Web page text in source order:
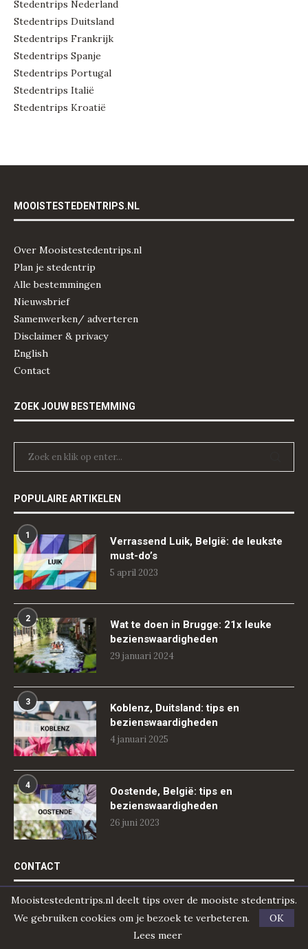
Stedentrips Nederland
Stedentrips Duitsland
Stedentrips Frankrijk
Stedentrips Spanje
Stedentrips Portugal
Stedentrips Italië
Stedentrips Kroatië
MOOISTESTEDENTRIPS.NL
Over Mooistestedentrips.nl
Plan je stedentrip
Alle bestemmingen
Nieuwsbrief
Samenwerken/ adverteren
Disclaimer & privacy
English
Contact
ZOEK JOUW BESTEMMING
POPULAIRE ARTIKELEN
1
Verrassend Luik, België: de leukste
must-do’s
5 april 2023
2
Wat te doen in Brugge: 21x leuke
bezienswaardigheden
29 januari 2024
3
Koblenz, Duitsland: tips en
bezienswaardigheden
4 januari 2025
4
Oostende, België: tips en
bezienswaardigheden
26 juni 2023
CONTACT
Je naam (verplicht)
Mooistestedentrips.nl deelt tips over de mooiste stedentrips.
We gebruiken cookies om je bezoek te verbeteren.
OK
Lees meer